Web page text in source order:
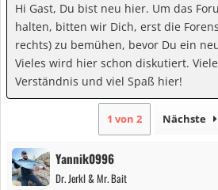
Hi Gast, Du bist neu hier. Um das
halten, bitten wir Dich, erst die
rechts) zu bemühen, bevor Du ein
Vieles wird hier schon diskutiert.
Verständnis und viel Spaß hier!
1 von 2 Nächste
Yannik0996
Dr. Jerkl & Mr. Bait